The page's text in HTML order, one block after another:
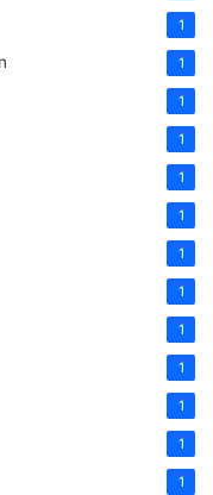
1
1
1
1
1
1
1
1
1
1
1
1
1